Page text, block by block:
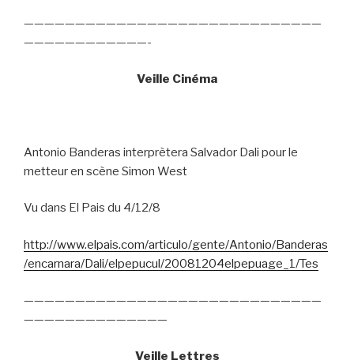
—————————————————————————————
————————————-
Veille Cinéma
Antonio Banderas interprètera Salvador Dali pour le
metteur en scène Simon West
Vu dans El Pais du 4/12/8
http://www.elpais.com/articulo/gente/Antonio/Banderas
/encarnara/Dali/elpepucul/20081204elpepuage_1/Tes
—————————————————————————————
——————————————
Veille Lettres